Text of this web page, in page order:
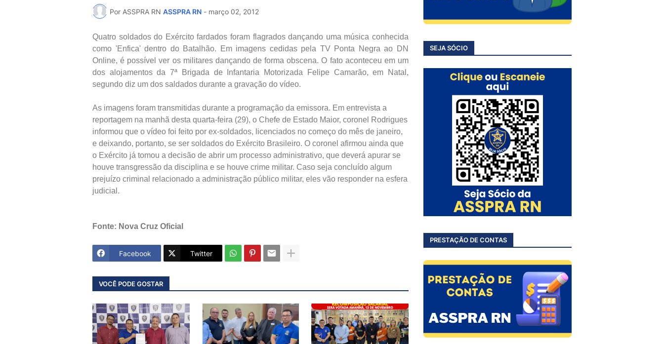
Por ASSPRA RN ASSPRA RN - março 02, 2012
Quatro soldados do Exército fardados foram flagrados dançando uma música conhecida
como 'Enfica' dentro do Batalhão. Em imagens cedidas pela TV Ponta Negra ao DN
Online, é possível ver os militares dançando de forma obscena. O fato aconteceu em um
dos alojamentos da 7ª Brigada de Infantaria Motorizada Felipe Camarão, em Natal,
segundo diz um dos saldados durante a gravação do vídeo.
As imagens foram transmitidas durante a programação da emissora. Em entrevista a
reportagem na manhã desta quarta-feira (29), o Chefe de Estado Maior, coronel Rodrigues
informou que o vídeo foi feito por ex-soldados, licenciados no começo do mês de janeiro,
e deixando, portanto, se ser soldados do Exército Brasileiro. O coronel afirmou ainda que
o Exército já tomou a decisão de abrir um processo administrativo, que deverá apurar se
houve transgressão da disciplina e se houve crime militar. Caso seja concluído algum
prejuízo criminal relacionado a administração público militar, eles vão responder na esfera
judicial.
Fonte: Nova Cruz Oficial
Facebook Twitter
VOCÊ PODE GOSTAR
SEJA SÓCIO
PRESTAÇÃO DE CONTAS